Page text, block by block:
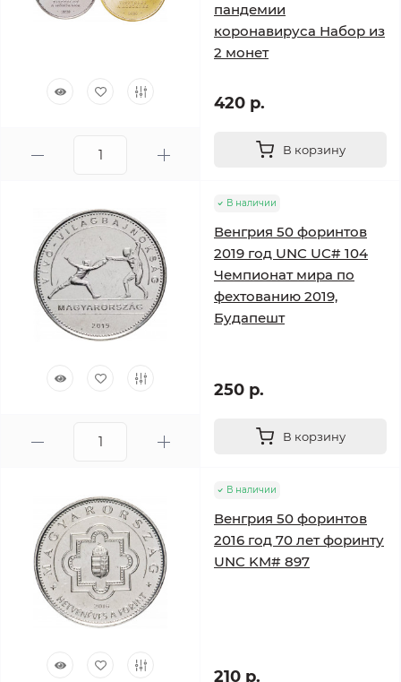
пандемии
коронавируса Набор из
2 монет
420 р.
В корзину
В наличии
Венгрия 50 форинтов
2019 год UNC UC# 104
Чемпионат мира по
фехтованию 2019,
Будапешт
250 р.
В корзину
В наличии
Венгрия 50 форинтов
2016 год 70 лет форинту
UNC KM# 897
210 р.